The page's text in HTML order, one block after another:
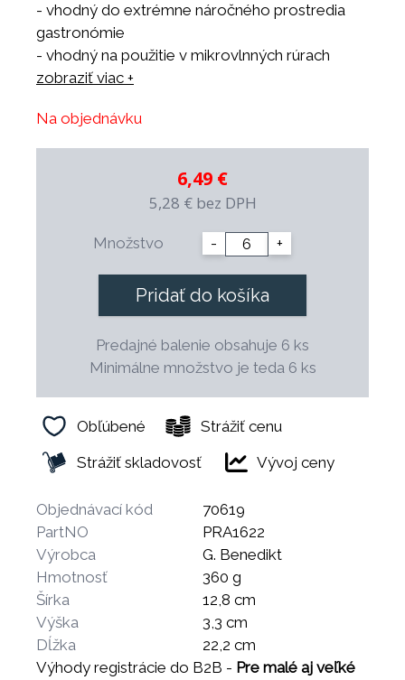
- vhodný do extrémne náročného prostredia
gastronómie
- vhodný na použitie v mikrovlnných rúrach
- vhodný do všetkých umývačiek riadu
- odolný voči profesionálnym čistiacim
prostriedkom
- mechanicky odolný vďaka vyváženej
- 100% zdravotne nezávadný
- možnosť dekorácie a vlastného loga
- dekorácie sú podglazúrové a vhodné na
- možnosť dlhodobého priebežného
- špeciálny tvar šetrí miesto pri skladovaní
- finálny výpal prebieha pri teplote 1.400 ° C.
zobraziť viac +
Na objednávku
6,49 €
5,28 € bez DPH
Množstvo - +
Pridať do košíka
Predajné balenie obsahuje 6 ks
Minimálne množstvo je teda 6 ks
Obľúbené
Strážiť cenu
Strážiť skladovosť
Vývoj ceny
Objednávací kód
70619
PartNO
PRA1622
Výrobca
G. Benedikt
Hmotnosť
360 g
Šírka
12,8 cm
Výška
3,3 cm
Dĺžka
22,2 cm
Výhody registrácie do B2B - Pre malé aj veľké